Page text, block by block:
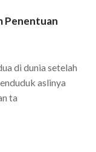
Penentuan
di dunia setelah
aslinya
ta